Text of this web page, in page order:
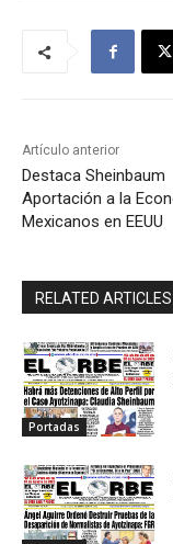
Artículo anterior
Destaca Sheinbaum
Aportación a la
Mexicanos en EEUU
RELATED ARTICLES
Portadas